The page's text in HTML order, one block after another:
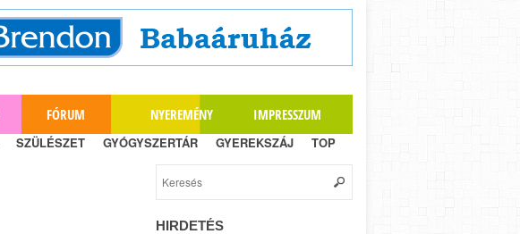
FÓRUM NYEREMÉNY IMPRESSZUM
SZÜLÉSZET GYÓGYSZERTÁR GYEREKSZÁJ TOP
HIRDETÉS